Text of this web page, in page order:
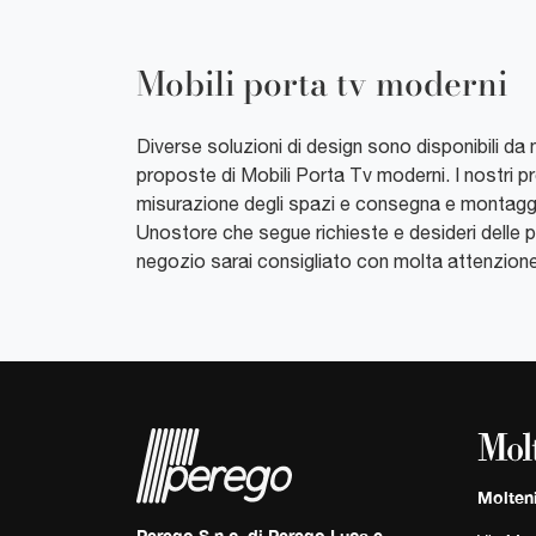
Mobili porta tv moderni
Diverse soluzioni di design sono disponibili
proposte di Mobili Porta Tv moderni. I nostri
misurazione degli spazi e consegna e
Unostore che segue richieste e desideri delle
negozio sarai consigliato con molta